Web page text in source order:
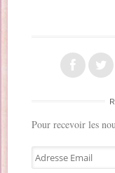
Pour recevoir les
A
d